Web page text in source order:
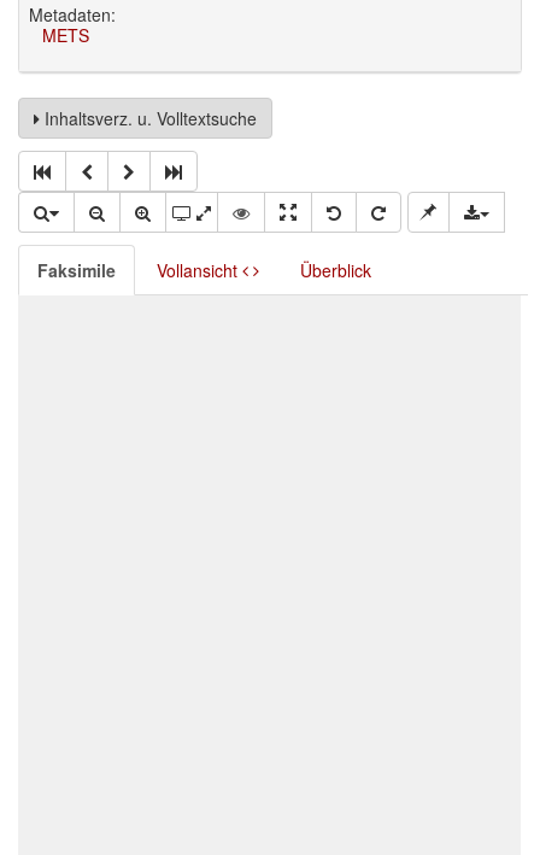
Metadaten:
METS
Inhaltsverz. u. Volltextsuche
Faksimile Vollansicht Überblick